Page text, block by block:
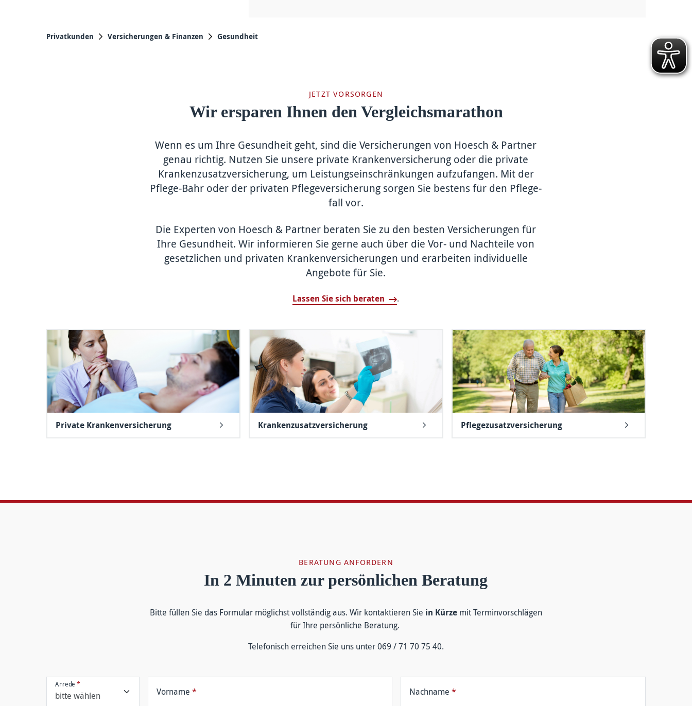
Privatkunden Versicherungen & Finanzen Gesundheit
JETZT VORSORGEN
Wir ersparen Ihnen den Vergleichsmarathon
Wenn es um Ihre Gesund­heit geht, sind die Ver­sicher­ungen von Hoesch & Partner
genau richtig. Nutzen Sie unsere private Kranken­versicherung oder die private
Kranken­zusatz­versicherung, um Leistungs­einschränk­ungen aufzu­fangen. Mit der
Pflege-Bahr oder der privaten Pflege­versicher­ung sorgen Sie bestens für den Pflege­
fall vor.
Die Experten von Hoesch & Partner beraten Sie zu den besten Versicher­ungen für
Ihre Gesund­heit. Wir informieren Sie gerne auch über die Vor- und Nachteile von
gesetzlichen und privaten Kranken­versicherungen und erarbeiten indivi­duelle
Angebote für Sie.
Lassen Sie sich beraten .
Private Krankenversicherung Krankenzusatzversicherung Pflegezusatzversicherung
BERATUNG ANFORDERN
In 2 Minuten zur persönlichen Beratung
Bitte füllen Sie das For­mular mög­lichst voll­ständig aus. Wir kontakt­ieren Sie in Kürzemit Termin­vor­schlägen
für Ihre persön­liche Be­ratung.
Tele­fonisch er­reichen Sie uns unter 069 / 71 70 75 40.
Anrede*
Vorname * Nachname*